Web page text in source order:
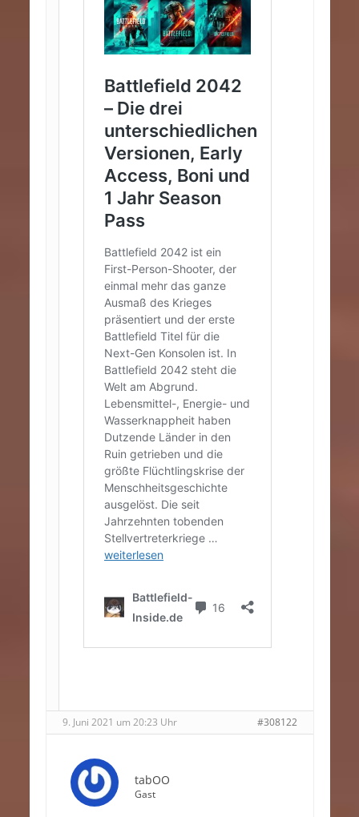
9. Juni 2021 um 20:23 Uhr #308122
tabOO
Gast